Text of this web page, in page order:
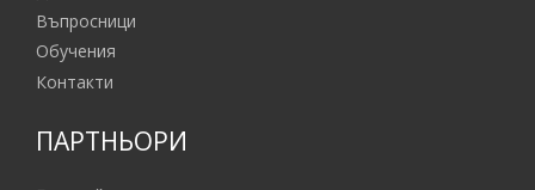
Въпросници
Обучения
Контакти
ПАРТНЬОРИ